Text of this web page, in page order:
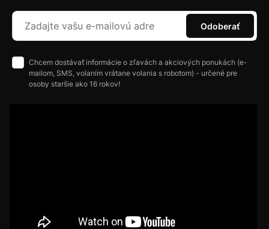
Odoberať
Chcem dostávať informácie o zľavách a akciových ponukách (e-
mailom, SMS, volaním vrátane volania s robotom) - určené pre
osoby staršie ako 16 rokov!